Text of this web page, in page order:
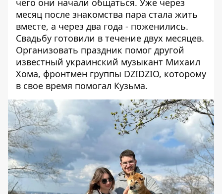
чего они начали общаться. Уже через
месяц после знакомства пара стала жить
вместе, а через два года - поженились.
Свадьбу готовили в течение двух месяцев.
Организовать праздник помог другой
известный украинский музыкант Михаил
Хома, фронтмен группы DZIDZIO, которому
в свое время помогал Кузьма.